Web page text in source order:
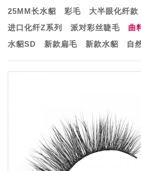
25MM长水貂 彩毛
大半眼化纤款
进口化纤Z系列
派对彩丝睫毛 曲
水貂SD
新款扁毛 新款水貂 自